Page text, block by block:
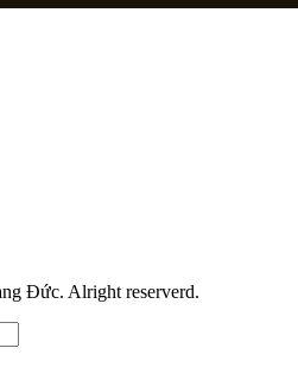
Đức. Alright reserverd.